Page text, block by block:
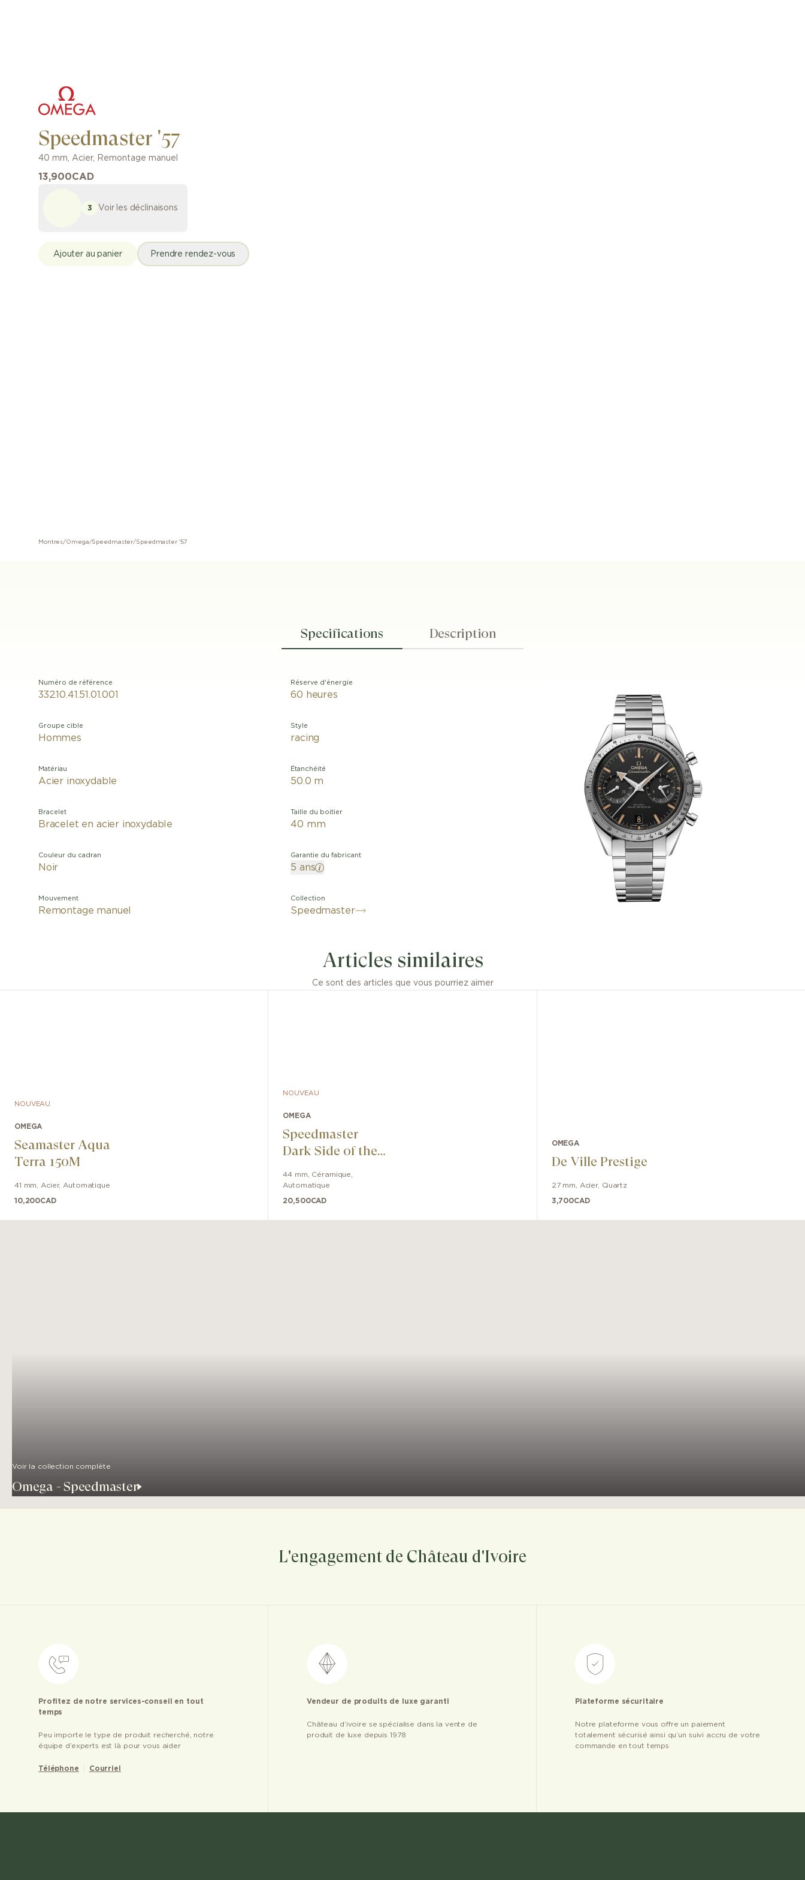
Speedmaster '57
40 mm, Acier, Remontage manuel
13,900CAD
3 Voir les déclinaisons
Ajouter au panier Prendre rendez-vous
Montres/Omega/Speedmaster/Speedmaster '57
Specifications Description
Numéro de référence
332.10.41.51.01.001
Groupe cible
Hommes
Matériau
Acier inoxydable
Bracelet
Bracelet en acier inoxydable
Couleur du cadran
Noir
Mouvement
Remontage manuel
Réserve d'énergie
60 heures
Style
racing
Étanchéité
50.0 m
Taille du boitier
40 mm
Garantie du fabricant
5 ans
Collection
Speedmaster
Articles similaires
Ce sont des articles que vous pourriez aimer
NOUVEAU
OMEGA
Seamaster Aqua
Terra 150M
41 mm Acier, Automatique
10,200CAD
NOUVEAU
OMEGA
Speedmaster
Dark Side of the
44 mm Céramique
Automatique
20,500CAD
OMEGA
De Ville Prestige
27 mm Acier, Quartz
3,700CAD
Voir la collection complète
Omega - Speedmaster
L'engagement de Château d'Ivoire
Profitez de notre services-conseil en tout
temps
Peu importe le type de produit recherché, notre
équipe d’experts est là pour vous aider
Téléphone Courriel
Vendeur de produits de luxe garanti
Château d’ivoire se spécialise dans la vente de
produit de luxe depuis 1978
Plateforme sécuritaire
Notre plateforme vous offre un paiement
totalement sécurisé ainsi qu’un suivi accru de votre
commande en tout temps